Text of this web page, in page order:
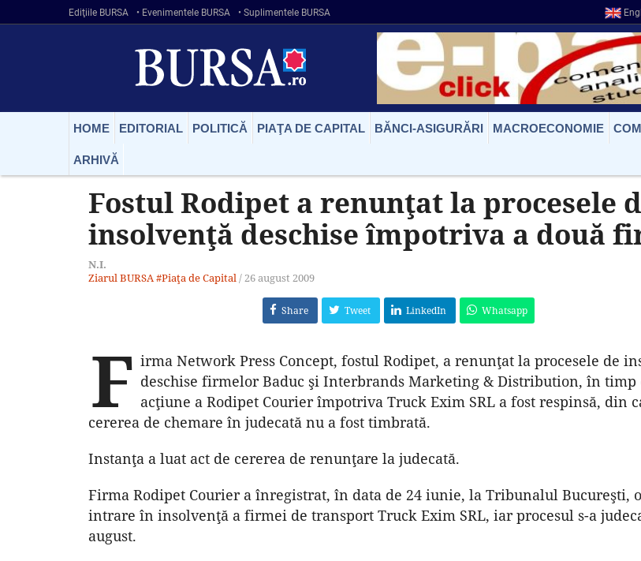
Ediţiile BURSA • Evenimentele BURSA • Suplimentele BURSA
HOME EDITORIAL POLITICĂ PIAŢA DE CAPITAL BĂNCI-ASIGURĂRI MACROECONOMIE
ARHIVĂ
Fostul Rodipet a renunţat la procesele
insolvenţă deschise împotriva a două
N.I.
Ziarul BURSA #Piaţa de Capital / 26 august 2009
Share Tweet LinkedIn Whatsapp
F irma Network Press Concept, fostul Rodipet, a renunţat la procesele de
deschise firmelor Baduc şi Interbrands Marketing & Distribution, în timp
acţiune a Rodipet Courier împotriva Truck Exim SRL a fost respinsă, din
cererea de chemare în judecată nu a fost timbrată.
Instanţa a luat act de cererea de renunţare la judecată.
Firma Rodipet Courier a înregis­trat, în data de 24 iunie, la Tribunalul Bucureşti,
intrare în insolvenţă a firmei de transport Truck Exim SRL, iar procesul s-a
august.